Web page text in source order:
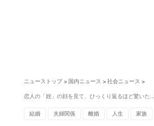
ニューストップ > 国内ニュース > 社会ニュース >
恋人の「姪」の顔を見て、ひっくり返るほど驚いた
結婚 夫婦関係 離婚 人生 家族